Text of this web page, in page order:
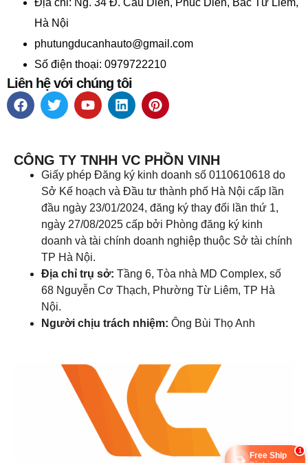
Hà Nội
phutungducanhauto@gmail.com
Số điện thoại: 0979722210
Liên hệ với chúng tôi
CÔNG TY TNHH VC PHỒN VINH
Giấy phép Đăng ký kinh doanh số 0110610618 do
Sở Kế hoạch và Đầu tư thành phố Hà Nội cấp lần
đầu ngày 23/01/2024, đăng ký thay đổi lần thứ 1,
ngày 27/08/2025 cấp bởi Phòng đăng ký kinh
doanh và tài chính doanh nghiệp thuộc Sở tài chính
TP Hà Nội.
Địa chỉ trụ sở: Tầng 6, Tòa nhà MD Complex, số
68 Nguyễn Cơ Thạch, Phường Từ Liêm, TP Hà
Nội.
Người chịu trách nhiệm: Ông Bùi Thọ Anh
1
Free Ship